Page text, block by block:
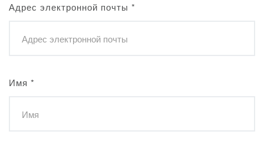
Адрес электронной почты *
Имя *